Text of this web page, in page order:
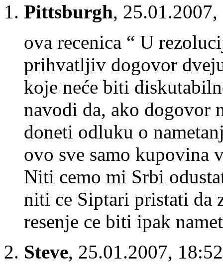
Pittsburgh,
ova recenica “ U
prihvatljiv dogovor
koje neće biti
navodi da, ako dogovor
doneti odluku o
ovo sve samo kupovina
Niti cemo mi Srbi
niti ce Siptari pristati da
resenje ce biti ipak
Steve, 25.01.2007, 18:52